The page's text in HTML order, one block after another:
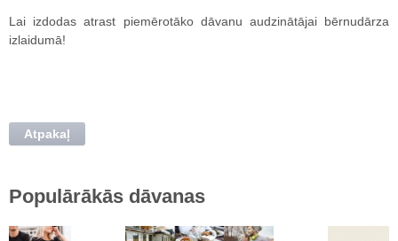
Lai izdodas atrast piemērotāko dāvanu audzinātājai bērnudārza
izlaidumā!
Atpakaļ
Populārākās dāvanas